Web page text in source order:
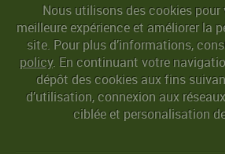
Nous utilisons des cookies
meilleure expérience et améliorer la
site. Pour plus d’informations,
policy. En continuant votre
dépôt des cookies aux fins
d’utilisation, connexion aux
ciblée et personalisation